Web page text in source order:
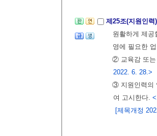
제25조(지원인
원활하게 제
영에 필요한
② 교육감 또는
2022. 6. 28.>
③ 지원인력의
여 고시한다.
[제목개정